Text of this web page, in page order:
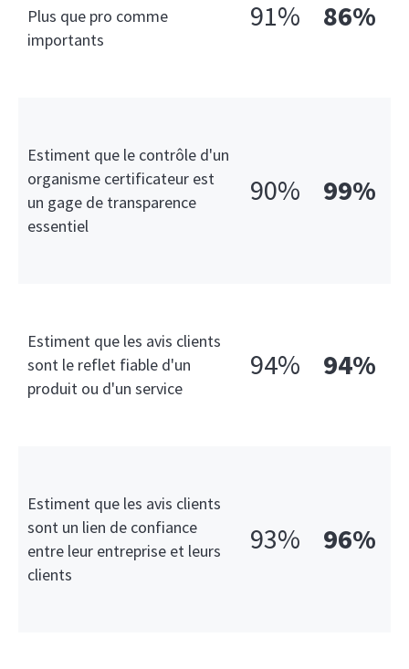
Plus que pro comme
importants
91% 86%
Estiment que le contrôle d'un
organisme certificateur est
un gage de transparence
essentiel
90% 99%
Estiment que les avis clients
sont le reflet fiable d'un
produit ou d'un service
94% 94%
Estiment que les avis clients
sont un lien de confiance
entre leur entreprise et leurs
clients
93% 96%